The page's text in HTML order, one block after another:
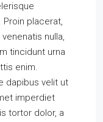
Proin placerat,
nulla,
tincidunt urna
enim.
dapibus velit ut
imperdiet
tortor dolor, a